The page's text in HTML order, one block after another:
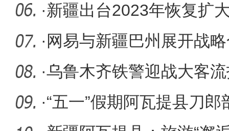
·新疆出台2023年恢复扩
·网易与新疆巴州展开战
游客、3
·乌鲁木齐铁警迎战大客
·“五一”假期阿瓦提县刀